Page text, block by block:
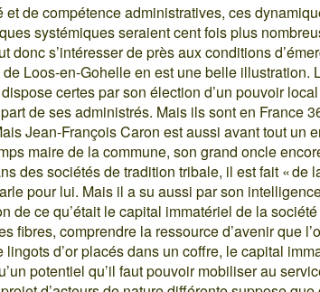
et de compétence administratives, ces
systémiques seraient cent fois plus
donc s’intéresser de près aux conditions
de Loos-en-Gohelle en est une belle illustration.
certes par son élection d’un pouvoir local
de ses administrés. Mais ils sont en France
Jean-François Caron est aussi avant tout un
maire de la commune, son grand oncle
des sociétés de tradition tribale, il est fait « de
pour lui. Mais il a su aussi par son
de ce qu’était le capital immatériel de la
fibres, comprendre la ressource d’avenir que
d’or placés dans un coffre, le capital
potentiel qu’il faut pouvoir mobiliser au